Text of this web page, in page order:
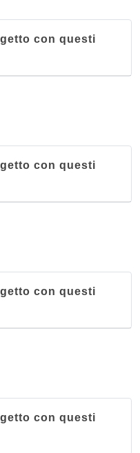
con questi
con questi
con questi
con questi